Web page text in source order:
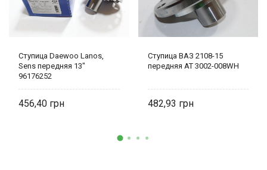
Ступица Daewoo Lanos,
Sens передняя 13"
96176252
456,40
Ступица ВАЗ 2108-15
передняя AT 3002-008WH
482,93